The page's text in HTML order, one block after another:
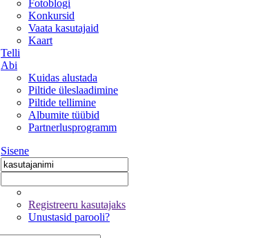
Fotoblogi
Konkursid
Vaata kasutajaid
Kaart
Telli
Abi
Kuidas alustada
Piltide üleslaadimine
Piltide tellimine
Albumite tüübid
Partnerlusprogramm
Sisene
Registreeru kasutajaks
Unustasid parooli?